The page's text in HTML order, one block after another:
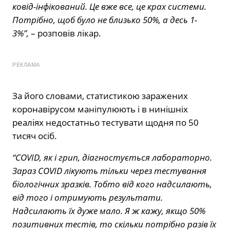
ковід-інфікований. Це вже все, це крах системи.
Потрібно, щоб було не близько 50%, а десь 1-
3%”, – розповів лікар.
РЕКЛАМА
За його словами, статистикою заражених
коронавірусом маніпулюють і в нинішніх
реаліях недостатньо тестувати щодня по 50
тисяч осіб.
“COVID, як і грип, діагностується лабораторно.
Зараз COVID лікують тільки через тестування
біологічних зразків. Тобто від кого надсилають,
від того і отримують результати.
Надсилають їх дуже мало. Я ж кажу, якщо 50%
позитивних тестів, то скільки потрібно разів їх